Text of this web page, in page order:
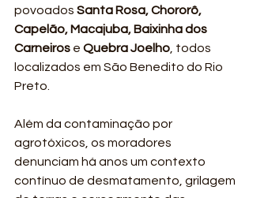
povoados Santa Rosa, Chororô,
Capelão, Macajuba, Baixinha dos
Carneiros e Quebra Joelho, todos
localizados em São Benedito do Rio
Preto.
Além da contaminação por
agrotóxicos, os moradores
denunciam há anos um contexto
contínuo de desmatamento, grilagem